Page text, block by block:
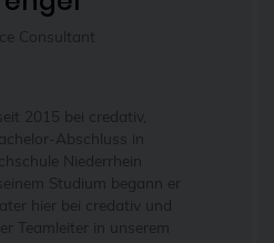
Consultant
2015 bei credativ,
Abschluss in
Niederrhein
Studium begann er
hier bei credativ und
Teamleiter in unserem